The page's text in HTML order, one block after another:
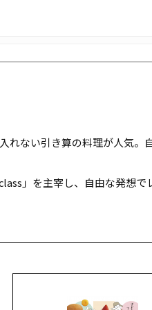
れない引き算の料理が人気
」を主宰し、自由な発想